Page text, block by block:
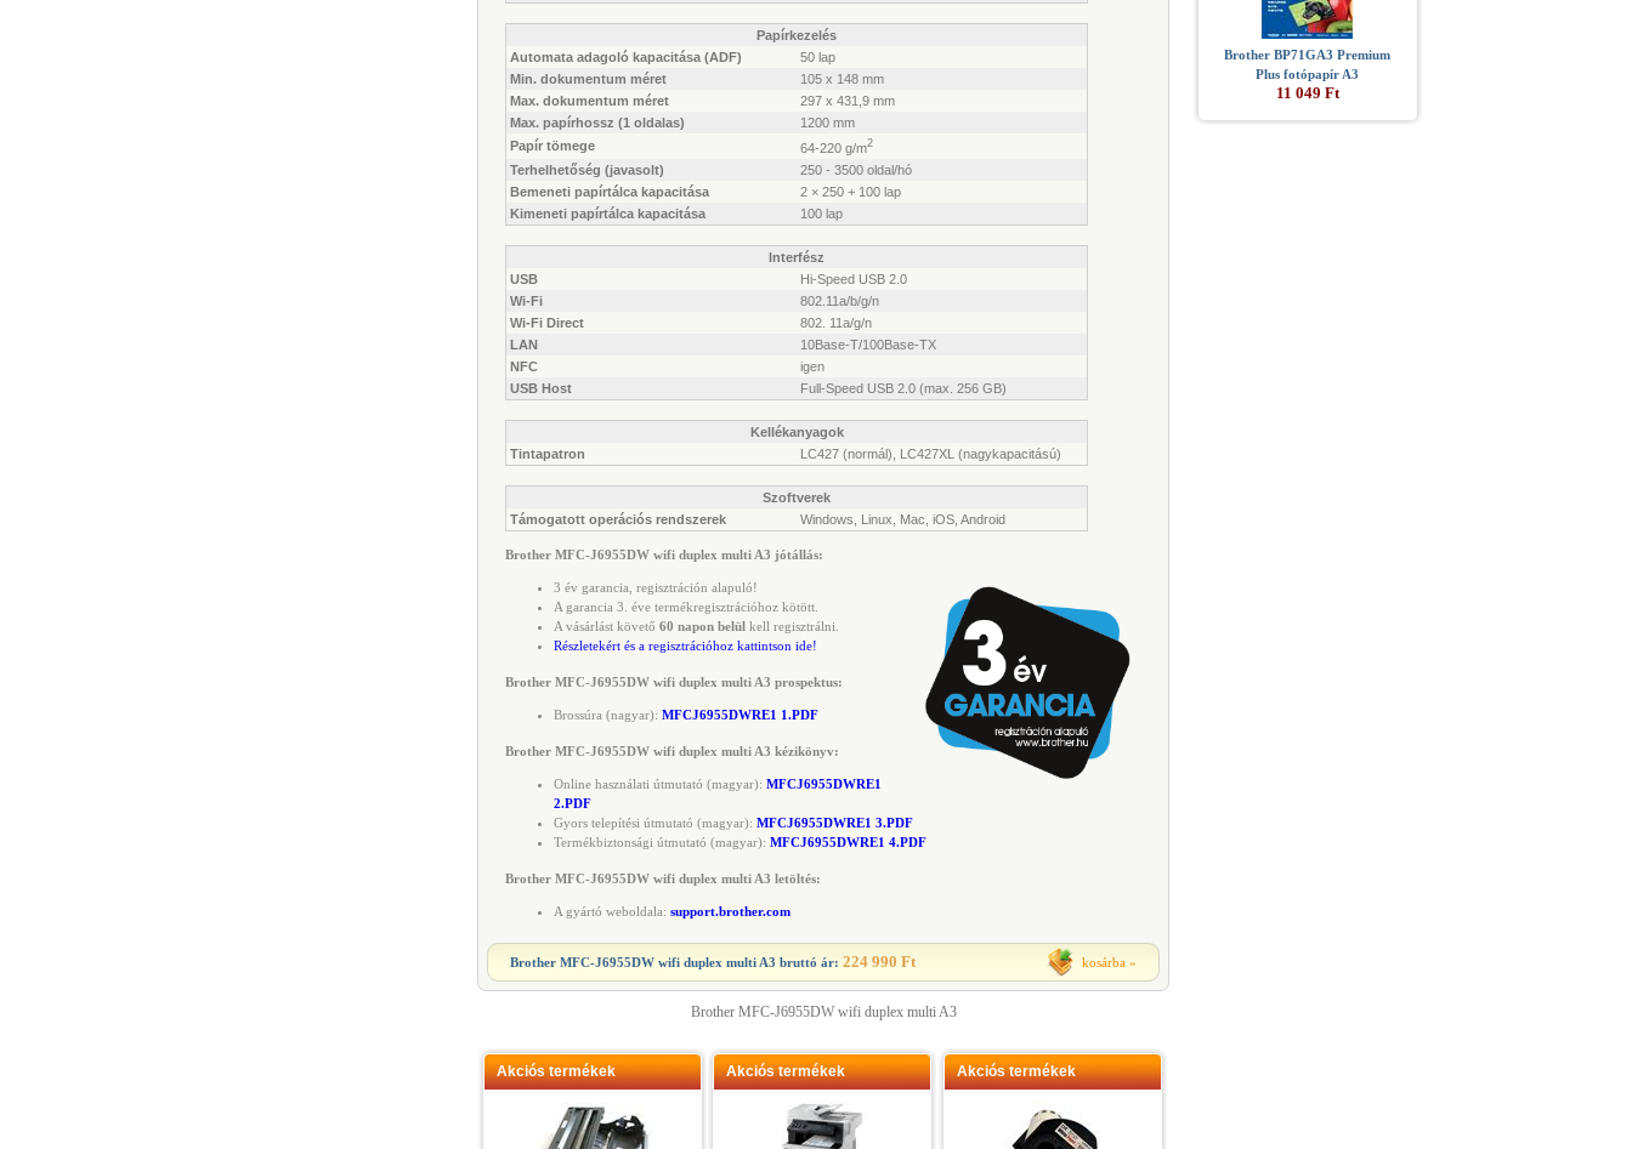
Papírkezelés
Automata adagoló kapacitása (ADF)
50 lap
Min. dokumentum méret
105 x 148 mm
Max. dokumentum méret
297 x 431,9 mm
Max. papírhossz (1 oldalas)
1200 mm
Papír tömege
64-220 g/m2
Terhelhetőség (javasolt)
250 - 3500 oldal/hó
Bemeneti papírtálca kapacitása
2 × 250 + 100 lap
Kimeneti papírtálca kapacitása
100 lap
Interfész
USB
Hi-Speed USB 2.0
Wi-Fi
802.11a/b/g/n
Wi-Fi Direct
802. 11a/g/n
LAN
10Base-T/100Base-TX
NFC
igen
USB Host
Full-Speed USB 2.0 (max. 256 GB)
Kellékanyagok
Tintapatron
LC427 (normál), LC427XL (nagykapacitású)
Szoftverek
Támogatott operációs rendszerek
Windows, Linux, Mac, iOS, Android
Brother MFC-J6955DW wifi duplex multi A3 jótállás:
3 év garancia, regisztráción alapuló!
A garancia 3. éve termékregisztrációhoz kötött.
A vásárlást követő 60 napon belül kell regisztrálni.
Részletekért és a regisztrációhoz kattintson ide!
Brother MFC-J6955DW wifi duplex multi A3 prospektus:
Brossúra (nagyar): MFCJ6955DWRE1 1.PDF
Brother MFC-J6955DW wifi duplex multi A3 kézikönyv:
Online használati útmutató (magyar): MFCJ6955DWRE1
2.PDF
Gyors telepítési útmutató (magyar): MFCJ6955DWRE1 3.PDF
Termékbiztonsági útmutató (magyar): MFCJ6955DWRE1 4.PDF
Brother MFC-J6955DW wifi duplex multi A3 letöltés:
A gyártó weboldala: support.brother.com
Brother MFC-J6955DW wifi duplex multi A3 bruttó ár: 224 990 Ft kosárba »
Brother MFC-J6955DW wifi duplex multi A3
Akciós termékek Akciós termékek Akciós termékek
Brother BP71GA3 Premium
Plus fotópapír A3
11 049 Ft